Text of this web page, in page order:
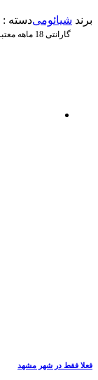
برند شیائومیدسته :
گارانتی 18 ماهه معتبر شرکتی
فعلا فقط در شهر مشهد